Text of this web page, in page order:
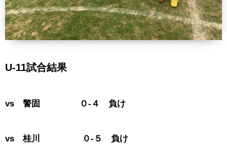
U-11試合結果
vs 警固 ０-４ 負け
vs 桂川 ０-５ 負け